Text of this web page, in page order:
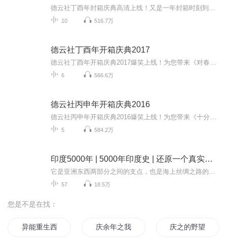
10 516.7万
德云社丁酉年开箱庆典2017
6 566.6万
德云社丙申年开箱庆典2016
5 584.2万
印度5000年 | 5000年印度史 | 还原一个真实的印度
57 18.5万
您是不是在找：
异能重生西门庆 庆余年之我叫王启年 庆之的野望